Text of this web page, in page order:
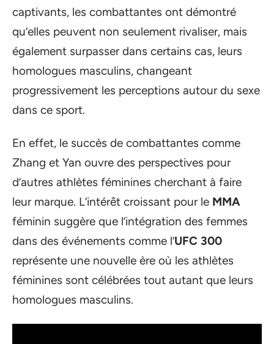
captivants, les combattantes ont démontré
qu’elles peuvent non seulement rivaliser, mais
également surpasser dans certains cas, leurs
homologues masculins, changeant
progressivement les perceptions autour du sexe
dans ce sport.
En effet, le succès de combattantes comme
Zhang et Yan ouvre des perspectives pour
d’autres athlètes féminines cherchant à faire
leur marque. L’intérêt croissant pour le MMA
féminin suggère que l’intégration des femmes
dans des événements comme l’UFC 300
représente une nouvelle ère où les athlètes
féminines sont célébrées tout autant que leurs
homologues masculins.